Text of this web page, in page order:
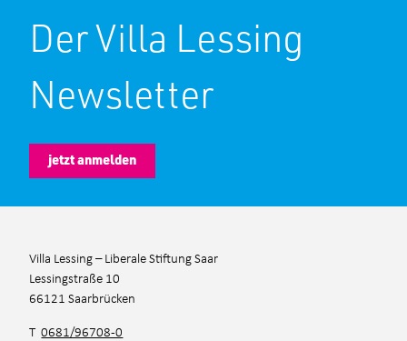
Ihre Daten
Der Villa Lessing
Newsletter
jetzt anmelden
Villa Lessing – Liberale Stiftung Saar
Lessingstraße 10
66121 Saarbrücken
T0681/96708-0